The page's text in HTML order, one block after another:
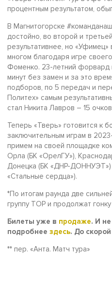
процентным результатом,
В Магнитогорске
достойно, во второй и
результативнее, но
многом благодаря игре
Фоменко. 23-летний форвард
минут без замен и за это
подборов, по 5 передач и
Политех» самым
стал Никита Лавров – 15
Теперь «Тверь» готовится к
заключительным играм в
примем на своей площадке
Орла (БК «ОрелГУ»),
Донецка (БК «ДНР-ДОННУЭТ»)
«Стальные сердца»).
*По итогам раунда две
группу TOP и продолжат
Билеты уже в продаже. И
подробнее здесь. До
** пер. «Анта. Матч тура»